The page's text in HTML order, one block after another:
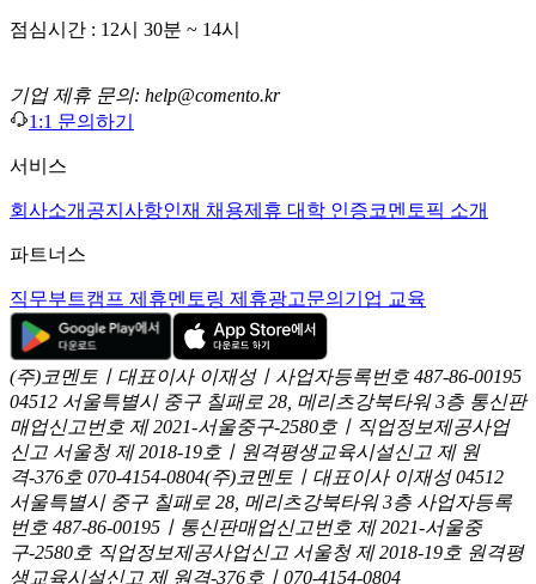
점심시간 : 12시 30분 ~ 14시
기업 제휴 문의: help@comento.kr
1:1 문의하기
서비스
회사소개 공지사항인재 채용제휴 대학 인증코멘토픽 소개
파트너스
직무부트캠프 제휴멘토링 제휴광고문의 기업 교육
(주)코멘토ㅣ대표이사 이재성ㅣ사업자등록번호 487-86-00195
04512 서울특별시 중구 칠패로 28, 메리츠강북타워 3층 통신판
매업신고번호 제 2021-서울중구-2580호ㅣ직업정보제공사업
신고 서울청 제 2018-19호ㅣ원격평생교육시설신고 제 원
격-376호 070-4154-0804(주)코멘토ㅣ대표이사 이재성 04512
서울특별시 중구 칠패로 28, 메리츠강북타워 3층 사업자등록
번호 487-86-00195ㅣ통신판매업신고번호 제 2021-서울중
구-2580호 직업정보제공사업신고 서울청 제 2018-19호 원격평
생교육시설신고 제 원격-376호ㅣ070-4154-0804